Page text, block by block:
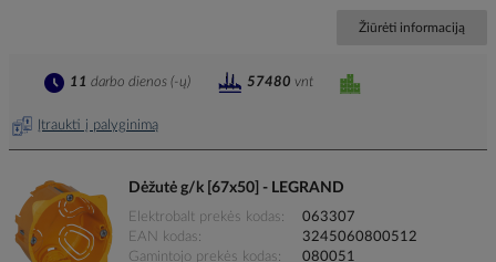
Žiūrėti informaciją
Įtraukti į palyginimą
11 darbo dienos (-ų) 57480 vnt
Dėžutė g/k [67x50] - LEGRAND
Elektrobalt prekės kodas
063307
EAN kodas
3245060800512
Gamintojo prekės kodas
080051